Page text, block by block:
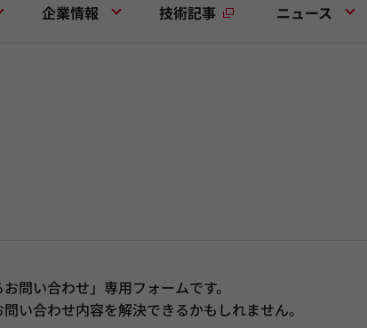
企業情報 技術記事 ニュース
問い合わせ」専用フォームです。
い合わせ内容を解決できるかもしれません。